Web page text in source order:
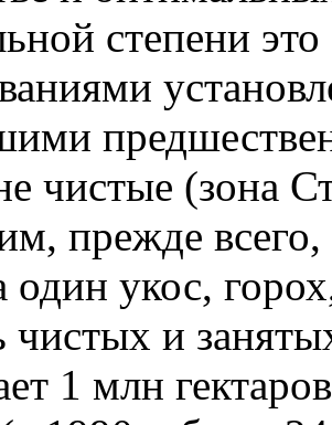
степени
чистые (зона
прежде
один укос,
и
1 млн